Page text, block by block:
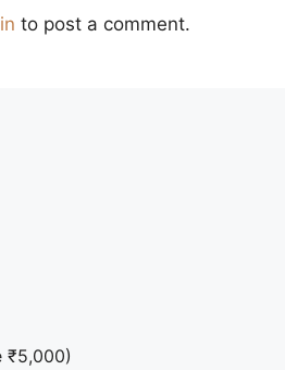
to post a comment.
₹5,000)